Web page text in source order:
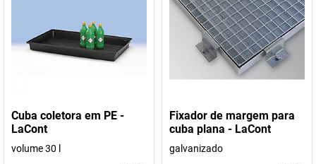
Cuba coletora em PE -
LaCont
volume 30 l
Fixador de margem para
cuba plana - LaCont
galvanizado